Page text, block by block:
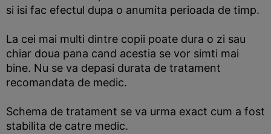
si isi fac efectul dupa o anumita perioada de timp.
La cei mai multi dintre copii poate dura o zi sau
chiar doua pana cand acestia se vor simti mai
bine. Nu se va depasi durata de tratament
recomandata de medic.
Schema de tratament se va urma exact cum a fost
stabilita de catre medic.